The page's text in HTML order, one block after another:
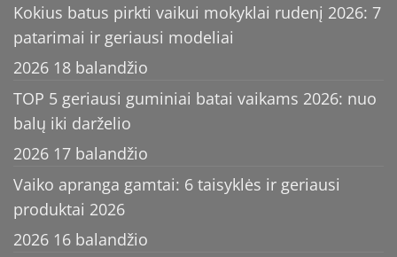
Kokius batus pirkti vaikui mokyklai rudenį 2026: 7
patarimai ir geriausi modeliai
2026 18 balandžio
TOP 5 geriausi guminiai batai vaikams 2026: nuo
balų iki darželio
2026 17 balandžio
Vaiko apranga gamtai: 6 taisyklės ir geriausi
produktai 2026
2026 16 balandžio